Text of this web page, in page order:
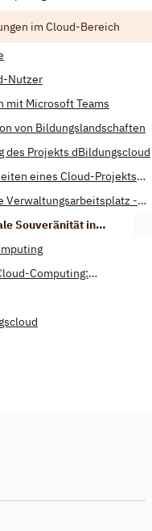
im Cloud-Bereich
Nutzer
mit Microsoft Teams
von Bildungslandschaften
des Projekts dBildungscloud
eines Cloud-Projekts
Verwaltungsarbeitsplatz -
Souveränität in
Computing: